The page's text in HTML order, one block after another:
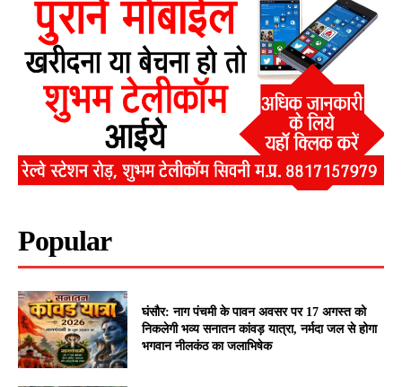
Popular
घंसौर: नाग पंचमी के पावन अवसर पर 17 अगस्त को
निकलेगी भव्य सनातन कांवड़ यात्रा, नर्मदा जल से होगा
भगवान नीलकंठ का जलाभिषेक